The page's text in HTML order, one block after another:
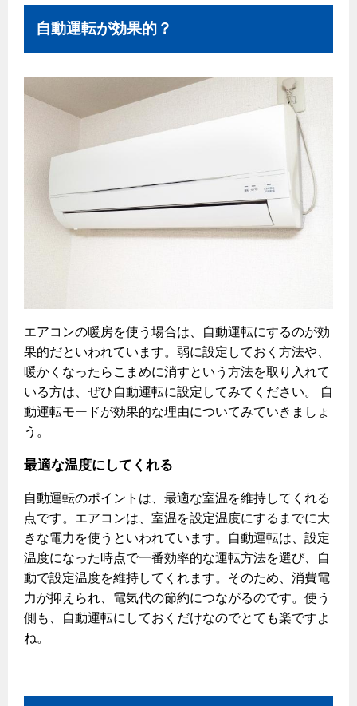
自動運転が効果的？
エアコンの暖房を使う場合は、自動運転にするのが効
果的だといわれています。弱に設定しておく方法や、
暖かくなったらこまめに消すという方法を取り入れて
いる方は、ぜひ自動運転に設定してみてください。 自
動運転モードが効果的な理由についてみていきましょ
う。
最適な温度にしてくれる
自動運転のポイントは、最適な室温を維持してくれる
点です。エアコンは、室温を設定温度にするまでに大
きな電力を使うといわれています。自動運転は、設定
温度になった時点で一番効率的な運転方法を選び、自
動で設定温度を維持してくれます。そのため、消費電
力が抑えられ、電気代の節約につながるのです。使う
側も、自動運転にしておくだけなのでとても楽ですよ
ね。